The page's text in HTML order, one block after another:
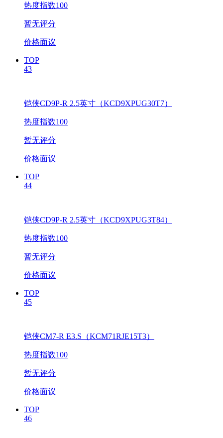
热度指数100
暂无评分
价格面议
TOP
43
铠侠CD9P-R 2.5英寸（KCD9XPUG30T7）
热度指数100
暂无评分
价格面议
TOP
44
铠侠CD9P-R 2.5英寸（KCD9XPUG3T84）
热度指数100
暂无评分
价格面议
TOP
45
铠侠CM7-R E3.S（KCM71RJE15T3）
热度指数100
暂无评分
价格面议
TOP
46